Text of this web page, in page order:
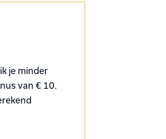
je minder
van € 10.